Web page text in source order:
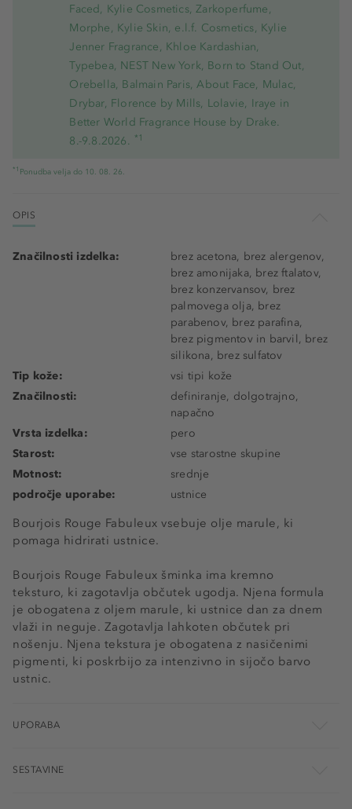
Faced, Kylie Cosmetics, Zarkoperfume,
Morphe, Kylie Skin, e.l.f. Cosmetics, Kylie
Jenner Fragrance, Khloe Kardashian,
Typebea, NEST New York, Born to Stand Out,
Orebella, Balmain Paris, About Face, Mulac,
Drybar, Florence by Mills, Lolavie, Iraye in
Better World Fragrance House by Drake.
8.-9.8.2026. *1
*1 Ponudba velja do 10. 08. 26.
OPIS
Bourjois Rouge Fabuleux vsebuje olje marule, ki
pomaga hidrirati ustnice.
Bourjois Rouge Fabuleux šminka ima kremno
teksturo, ki zagotavlja občutek ugodja. Njena formula
je obogatena z oljem marule, ki ustnice dan za dnem
vlaži in neguje. Zagotavlja lahkoten občutek pri
nošenju. Njena tekstura je obogatena z nasičenimi
pigmenti, ki poskrbijo za intenzivno in sijočo barvo
ustnic.
Značilnosti izdelka:
brez acetona, brez alergenov,
brez amonijaka, brez ftalatov,
brez konzervansov, brez
palmovega olja, brez
parabenov, brez parafina,
brez pigmentov in barvil, brez
silikona, brez sulfatov
Tip kože:
vsi tipi kože
Značilnosti:
definiranje, dolgotrajno,
napačno
Vrsta izdelka:
pero
Starost:
vse starostne skupine
Motnost:
srednje
področje uporabe:
ustnice
UPORABA
SESTAVINE